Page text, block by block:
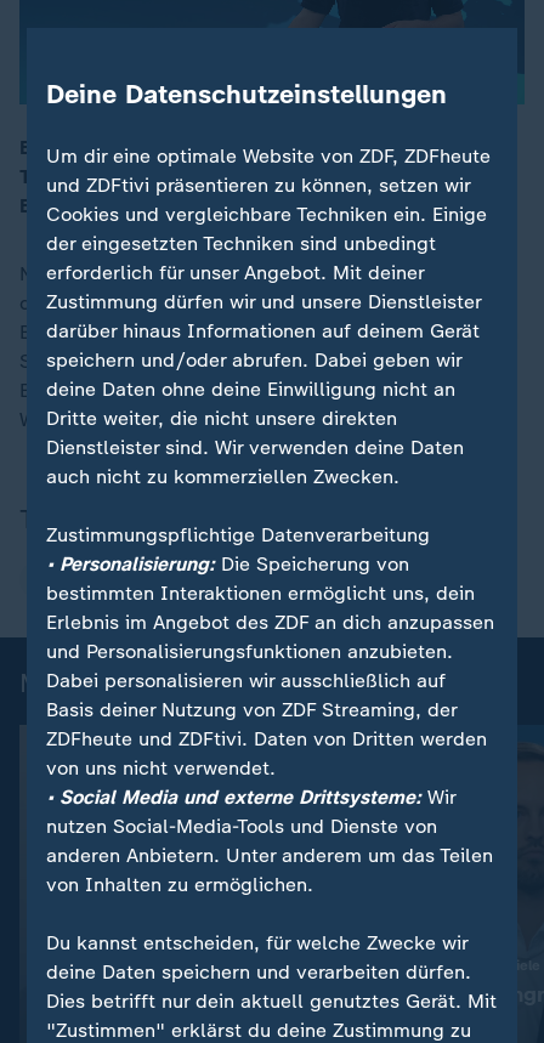
00:16
Bundeskanzler Merz äußert sich zum Treffen zwischen
Trump und Putin in Alaska. Das Interview und
Einschätzungen bei ZDFheute live.
Nach dem Treffen zwischen US-Präsident Trump und
dem russischen Staatschef Putin in Alaska äußert sich
Bundeskanzler Merz im Gespräch mit ZDF-Politikchefin
Shakuntula Banerjee. Das Interview und
Einschätzungen von ZDF-Hauptstadtkorrespondent
Wulf Schmiese bei ZDFheute live.
Themen
Friedrich Merz
Mehr aus ZDFheute live
Abwehr ballistischer Raketen
"Das ist die Champions-
League der Technologie"
Ukraine trifft neue Ziele
"Deutlicher
Alltag"
Deine Datenschutzeinstellungen
Um dir eine optimale Website von ZDF, ZDFheute
und ZDFtivi präsentieren zu können, setzen wir
Cookies und vergleichbare Techniken ein. Einige
der eingesetzten Techniken sind unbedingt
erforderlich für unser Angebot. Mit deiner
Zustimmung dürfen wir und unsere Dienstleister
darüber hinaus Informationen auf deinem Gerät
speichern und/oder abrufen. Dabei geben wir
deine Daten ohne deine Einwilligung nicht an
Dritte weiter, die nicht unsere direkten
Dienstleister sind. Wir verwenden deine Daten
auch nicht zu kommerziellen Zwecken.
Zustimmungspflichtige Datenverarbeitung
• Personalisierung:Die Speicherung von
bestimmten Interaktionen ermöglicht uns, dein
Erlebnis im Angebot des ZDF an dich anzupassen
und Personalisierungsfunktionen anzubieten.
Dabei personalisieren wir ausschließlich auf
Basis deiner Nutzung von ZDF Streaming, der
ZDFheute und ZDFtivi. Daten von Dritten werden
von uns nicht verwendet.
• Social Media und externe Drittsysteme:Wir
nutzen Social-Media-Tools und Dienste von
anderen Anbietern. Unter anderem um das Teilen
von Inhalten zu ermöglichen.
Du kannst entscheiden, für welche Zwecke wir
deine Daten speichern und verarbeiten dürfen.
Dies betrifft nur dein aktuell genutztes Gerät. Mit
"Zustimmen" erklärst du deine Zustimmung zu